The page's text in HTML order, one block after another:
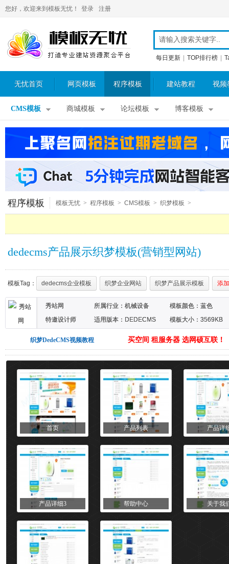
您好，欢迎来到模板无忧！ 登录 注册
每日更新 TOP排行榜
无忧首页 网页模板 程序模板 建站教程 视频
CMS模板 商城模板 论坛模板 博客模板
程序模板 模板无忧 > 程序模板 > CMS模板 > 织梦模板 >
dedecms产品展示织梦模板(营销型网站)
模板Tag： dedecms企业模板 织梦企业网站 织梦产品展示模板 添加
秀站网
特邀设计师
所属行业： 机械设备 模板颜色： 蓝色
适用版本：DEDECMS
模板大小：3569KB
织梦DedeCMS视频教程 买空间 租服务器 选网硕互联！
首页 产品列表 产品详
产品详细3 帮助中心 关于我